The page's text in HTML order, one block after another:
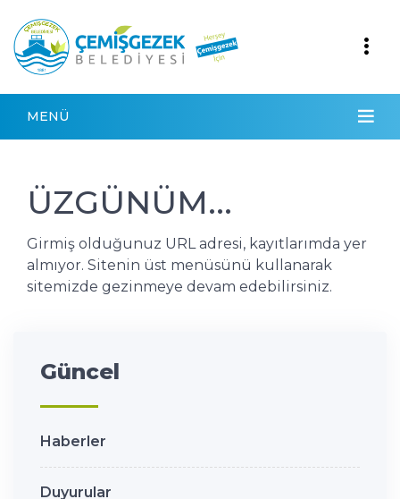
MENÜ
ÜZGÜNÜM...
Girmiş olduğunuz URL adresi, kayıtlarımda yer
almıyor. Sitenin üst menüsünü kullanarak
sitemizde gezinmeye devam edebilirsiniz.
Güncel
Haberler
Duyurular